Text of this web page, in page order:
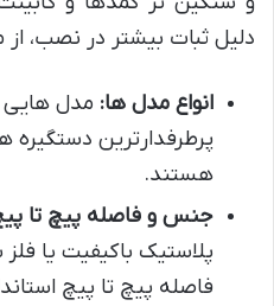
دلیل ثبات بیشتر در نصب، از
انواع مدل ها:
پرطرفدارترین دستگیره
هستند.
جنس و فاصله پیچ تا
پلاستیک باکیفیت یا